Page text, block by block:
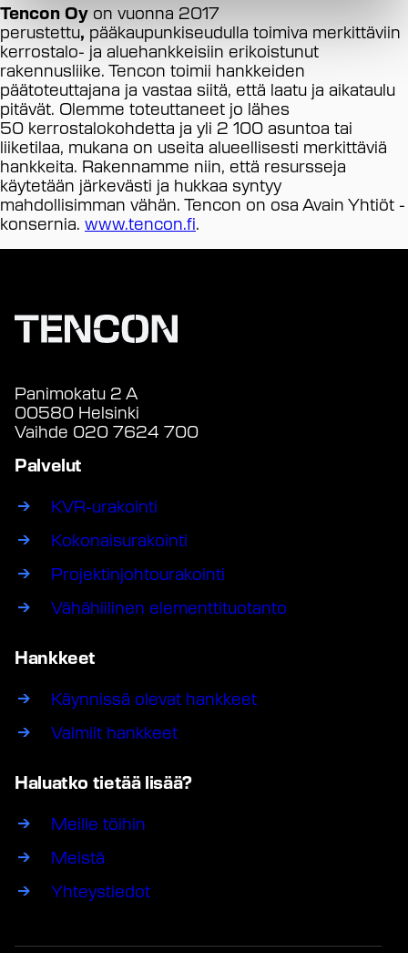
Tencon Oy on vuonna 2017
perustettu, pääkaupunkiseudulla toimiva merkittäviin
kerrostalo- ja aluehankkeisiin erikoistunut
rakennusliike. Tencon toimii hankkeiden
päätoteuttajana ja vastaa siitä, että laatu ja aikataulu
pitävät. Olemme toteuttaneet jo lähes
50 kerrostalokohdetta ja yli 2 100 asuntoa tai
liiketilaa, mukana on useita alueellisesti merkittäviä
hankkeita. Rakennamme niin, että resursseja
käytetään järkevästi ja hukkaa syntyy
mahdollisimman vähän. Tencon on osa Avain Yhtiöt -
konsernia. www.tencon.fi.
Panimokatu 2 A
00580 Helsinki
Vaihde 020 7624 700
Palvelut
KVR-urakointi
Kokonaisurakointi
Projektinjohtourakointi
Vähähiilinen elementtituotanto
Hankkeet
Käynnissä olevat hankkeet
Valmiit hankkeet
Haluatko tietää lisää?
Meille töihin
Meistä
Yhteystiedot